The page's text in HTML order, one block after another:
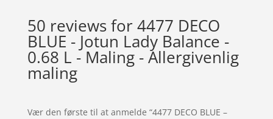
50 reviews for4477 DECO
BLUE - Jotun Lady Balance -
0.68 L - Maling - Allergivenlig
maling
Vær den første til at anmelde “4477 DECO BLUE –